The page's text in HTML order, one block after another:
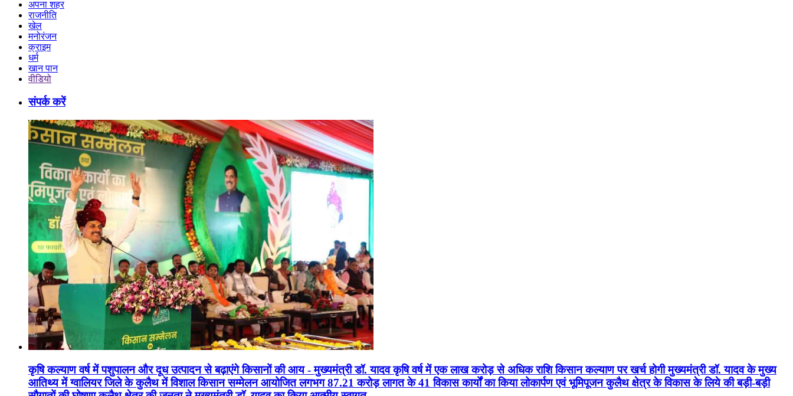
अपना शहर
राजनीति
खेल
मनोरंजन
क्राइम
धर्म
खान पान
वीडियो
संपर्क करें
कृषि कल्याण वर्ष में पशुपालन और दूध उत्पादन से बढ़ाएंगे किसानों की आय - मुख्यमंत्री डॉ. यादव कृषि वर्ष में एक लाख करोड़ से अधिक राशि किसान कल्याण पर खर्च होगी मुख्यमंत्री डॉ. यादव के मुख्य
आतिथ्य में ग्वालियर जिले के कुलैथ में विशाल किसान सम्मेलन आयोजित लगभग 87.21 करोड़ लागत के 41 विकास कार्यों का किया लोकार्पण एवं भूमिपूजन कुलैथ क्षेत्र के विकास के लिये की बड़ी-बड़ी